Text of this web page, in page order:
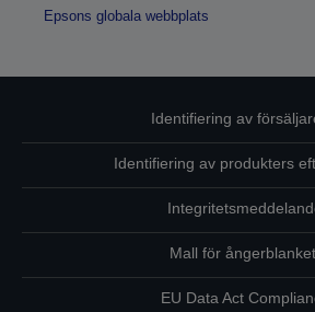
Epsons globala webbplats
Identifiering av
Identifiering av produkters
Mall för
EU Data Act